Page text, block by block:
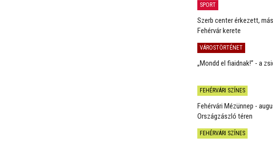
SPORT
Szerb center érkezett,
Fehérvár kerete
VÁROSTÖRTÉNET
„Mondd el fiaidnak!” - a
FEHÉRVÁRI SZÍNES
Fehérvári Mézünnep -
Országzászló téren
FEHÉRVÁRI SZÍNES